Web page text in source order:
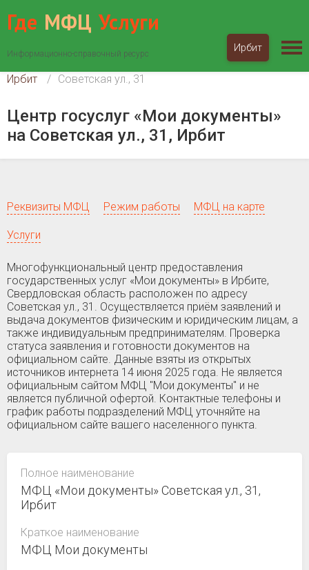
Где МФЦ Услуги
Информационно-справочный ресурс
Ирбит
Свердловская область
Ирбит
Советская ул., 31
Центр госуслуг «Мои документы»
на Советская ул., 31, Ирбит
Реквизиты МФЦ Режим работы МФЦ на карте
Услуги
Многофункциональный центр предоставления
государственных услуг «Мои документы» в Ирбите,
Свердловская область расположен по адресу
Советская ул., 31. Осуществляется приём заявлений и
выдача документов физическим и юридическим лицам, а
также индивидуальным предпринимателям. Проверка
статуса заявления и готовности документов на
официальном сайте. Данные взяты из открытых
источников интернета 14 июня 2025 года. Не является
официальным сайтом МФЦ "Мои документы" и не
является публичной офертой. Контактные телефоны и
график работы подразделений МФЦ уточняйте на
официальном сайте вашего населенного пункта.
Полное наименование
МФЦ «Мои документы» Советская ул., 31,
Ирбит
Краткое наименование
МФЦ Мои документы